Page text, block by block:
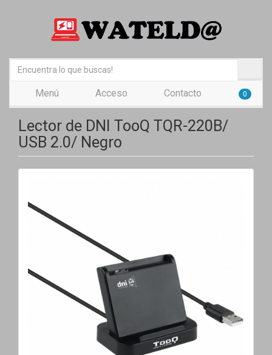
Menú Acceso Contacto 0
Lector de DNI TooQ TQR-220B/
USB 2.0/ Negro